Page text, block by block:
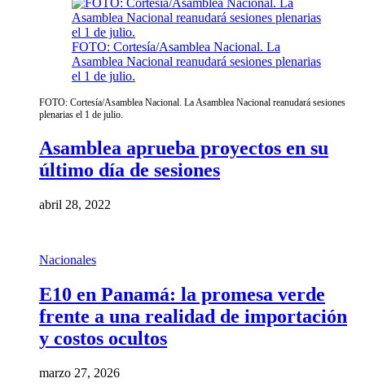
FOTO: Cortesía/Asamblea Nacional. La
Asamblea Nacional reanudará sesiones plenarias
el 1 de julio.
FOTO: Cortesía/Asamblea Nacional. La Asamblea Nacional reanudará sesiones
plenarias el 1 de julio.
Asamblea aprueba proyectos en su
último día de sesiones
abril 28, 2022
Nacionales
E10 en Panamá: la promesa verde
frente a una realidad de importación
y costos ocultos
marzo 27, 2026